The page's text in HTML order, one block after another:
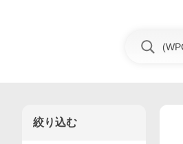
絞り込む